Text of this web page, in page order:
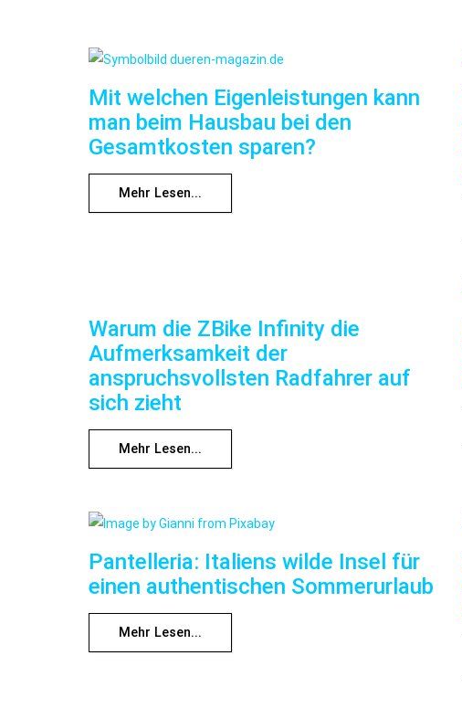
Mit welchen Eigenleistungen kann
man beim Hausbau bei den
Gesamtkosten sparen?
Mehr Lesen...
Warum die ZBike Infinity die
Aufmerksamkeit der
anspruchsvollsten Radfahrer auf
sich zieht
Mehr Lesen...
Pantelleria: Italiens wilde Insel für
einen authentischen Sommerurlaub
Mehr Lesen...